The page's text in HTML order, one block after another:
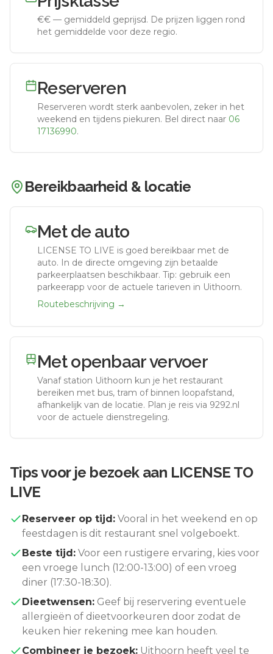
€€ — gemiddeld geprijsd. De prijzen liggen rond
het gemiddelde voor deze regio.
Reserveren
Reserveren wordt sterk aanbevolen, zeker in het
weekend en tijdens piekuren. Bel direct naar 06
17136990.
Bereikbaarheid & locatie
Met de auto
LICENSE TO LIVE is goed bereikbaar met de
auto. In de directe omgeving zijn betaalde
parkeerplaatsen beschikbaar. Tip: gebruik een
parkeerapp voor de actuele tarieven in Uithoorn.
Routebeschrijving →
Met openbaar vervoer
Vanaf station Uithoorn kun je het restaurant
bereiken met bus, tram of binnen loopafstand,
afhankelijk van de locatie. Plan je reis via 9292.nl
voor de actuele dienstregeling.
Tips voor je bezoek aan LICENSE TO
LIVE
Reserveer op tijd: Vooral in het weekend en op
feestdagen is dit restaurant snel volgeboekt.
Beste tijd: Voor een rustigere ervaring, kies voor
een vroege lunch (12:00-13:00) of een vroeg
diner (17:30-18:30).
Dieetwensen: Geef bij reservering eventuele
allergieën of dieetvoorkeuren door zodat de
keuken hier rekening mee kan houden.
Combineer je bezoek: Uithoorn heeft veel te